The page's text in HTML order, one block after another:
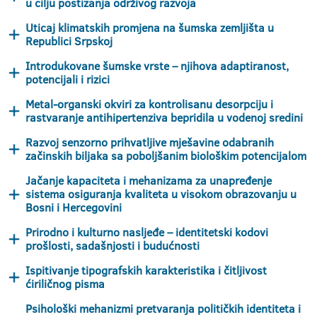
Uticaj klimatskih promjena na šumska zemljišta u
Republici Srpskoj
Introdukovane šumske vrste – njihova adaptiranost,
potencijali i rizici
Metal-organski okviri za kontrolisanu desorpciju i
rastvaranje antihipertenziva bepridila u vodenoj sredini
Razvoj senzorno prihvatljive mješavine odabranih
začinskih biljaka sa poboljšanim biološkim potencijalom
Jačanje kapaciteta i mehanizama za unapređenje
sistema osiguranja kvaliteta u visokom obrazovanju u
Bosni i Hercegovini
Prirodno i kulturno nasljeđe – identitetski kodovi
prošlosti, sadašnjosti i budućnosti
Ispitivanje tipografskih karakteristika i čitljivost
ćiriličnog pisma
Psihološki mehanizmi pretvaranja političkih identiteta i